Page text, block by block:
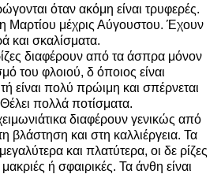
όταν ακόμη είναι τρυφερές.
Μαρτίου μέχρις Αύγουστου. Έχουν
και σκαλίσματα.
διαφέρουν από τα άσπρα μόνον
του φλοιού, δ όποιος είναι
είναι πολύ πρώιμη και σπέρνεται
πολλά ποτίσματα.
διαφέρουν γενικώς από
βλάστηση και στη καλλιέργεια. Τα
και πλατύτερα, οι δε ρίζες
ή σφαιρικές. Τα άνθη είναι